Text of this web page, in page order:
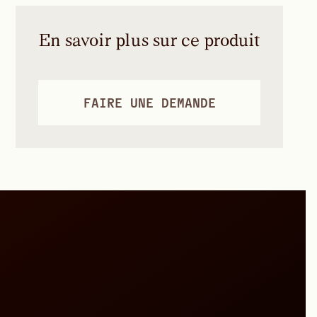
En savoir plus sur ce produit
FAIRE UNE DEMANDE